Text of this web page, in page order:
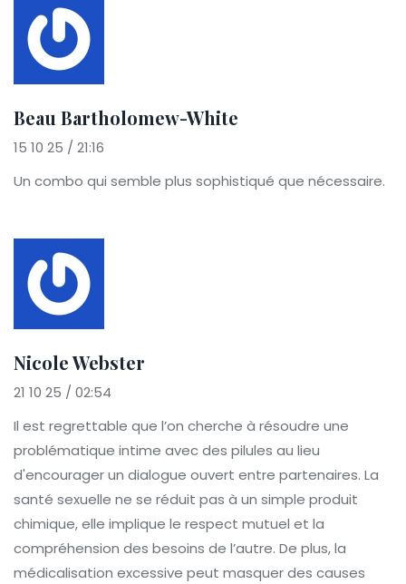
Beau Bartholomew-White
15 10 25 / 21:16
Un combo qui semble plus sophistiqué que nécessaire.
Nicole Webster
21 10 25 / 02:54
Il est regrettable que l’on cherche à résoudre une
problématique intime avec des pilules au lieu
d'encourager un dialogue ouvert entre partenaires. La
santé sexuelle ne se réduit pas à un simple produit
chimique, elle implique le respect mutuel et la
compréhension des besoins de l’autre. De plus, la
médicalisation excessive peut masquer des causes